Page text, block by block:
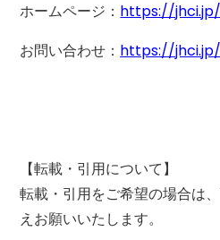
ホームページ： https://jhci.jp/
お問い合わせ： https://
【転載・引用について】
転載・引用をご希望の場合は
えお願いいたします。